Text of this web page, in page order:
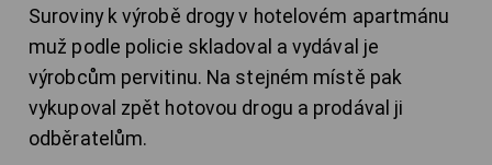
Suroviny k výrobě drogy v hotelovém apartmánu
muž podle policie skladoval a vydával je
výrobcům pervitinu. Na stejném místě pak
vykupoval zpět hotovou drogu a prodával ji
odběratelům.